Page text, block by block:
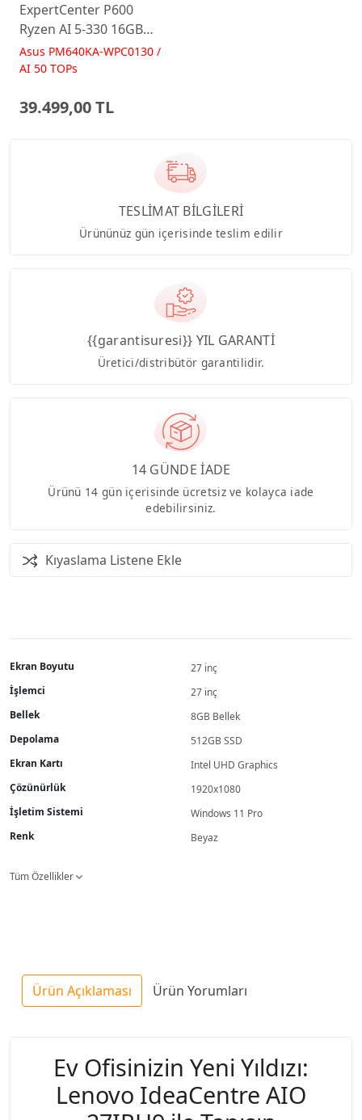
ExpertCenter P600
Ryzen AI 5-330 16GB
512GB 23.8 FreeDos
Beyaz AI-Powered AIO
Asus PM640KA-WPC0130 /
AI 50 TOPs
39.499,00 TL
TESLİMAT BİLGİLERİ
Ürününüz gün içerisinde teslim edilir
{{garantisuresi}} YIL GARANTİ
Üretici/distribütör garantilidir.
14 GÜNDE İADE
Ürünü 14 gün içerisinde ücretsiz ve kolayca iade
edebilirsiniz.
Kıyaslama Listene Ekle
Ekran Boyutu
27 inç
İşlemci
27 inç
Bellek
8GB Bellek
Depolama
512GB SSD
Ekran Kartı
Intel UHD Graphics
Çözünürlük
1920x1080
İşletim Sistemi
Windows 11 Pro
Renk
Beyaz
Tüm Özellikler
Ürün Açıklaması Ürün Yorumları
Ev Ofisinizin Yeni Yıldızı:
Lenovo IdeaCentre AIO